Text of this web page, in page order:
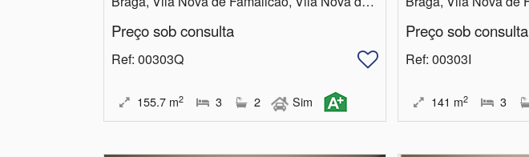
Preço sob consulta
Ref: 00303Q
155.7 m2 3 2 Sim
Preço sob consulta
Ref: 00303I
141 m2 3